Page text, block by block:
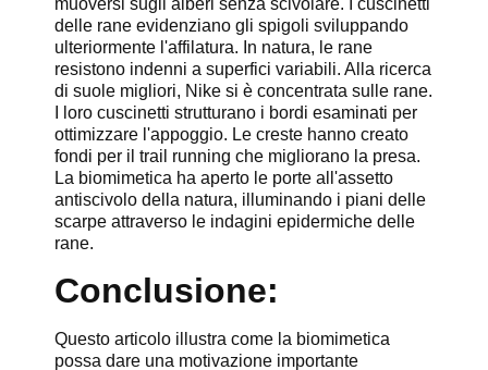
delle rane evidenziano gli spigoli sviluppando
ulteriormente l'affilatura. In natura, le rane
resistono indenni a superfici variabili. Alla ricerca
di suole migliori, Nike si è concentrata sulle rane.
I loro cuscinetti strutturano i bordi esaminati per
ottimizzare l'appoggio. Le creste hanno creato
fondi per il trail running che migliorano la presa.
La biomimetica ha aperto le porte all'assetto
antiscivolo della natura, illuminando i piani delle
scarpe attraverso le indagini epidermiche delle
rane.
Conclusione:
Questo articolo illustra come la biomimetica
possa dare una motivazione importante